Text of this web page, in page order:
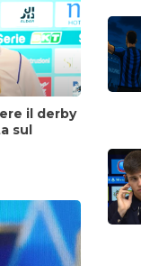
il derby
sul